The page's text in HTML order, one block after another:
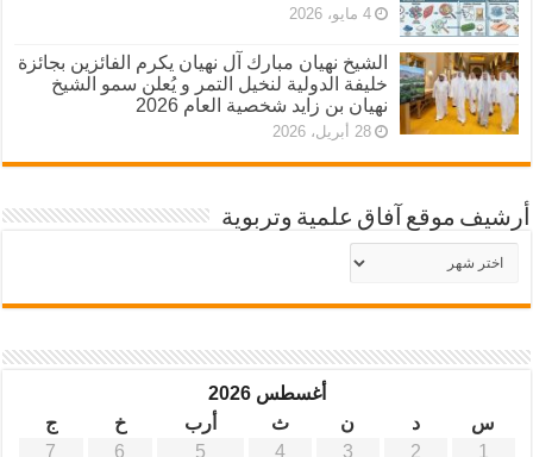
4 مايو، 2026
الشيخ نهيان مبارك آل نهيان يكرم الفائزين بجائزة
خليفة الدولية لنخيل التمر و يُعلن سمو الشيخ
نهيان بن زايد شخصية العام 2026
28 أبريل، 2026
أرشيف موقع آفاق علمية وتربوية
أرشيف
موقع
أغسطس 2026
س
د ن ث أرب خ
ج
1
2
3
4
5
6
7